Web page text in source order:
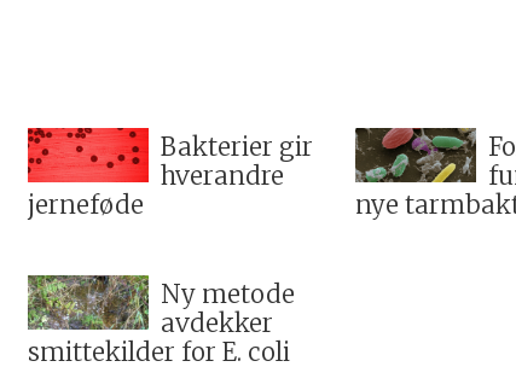
Bakterier gir
hverandre
jerneføde
nye
Ny metode
avdekker
smittekilder for E. coli